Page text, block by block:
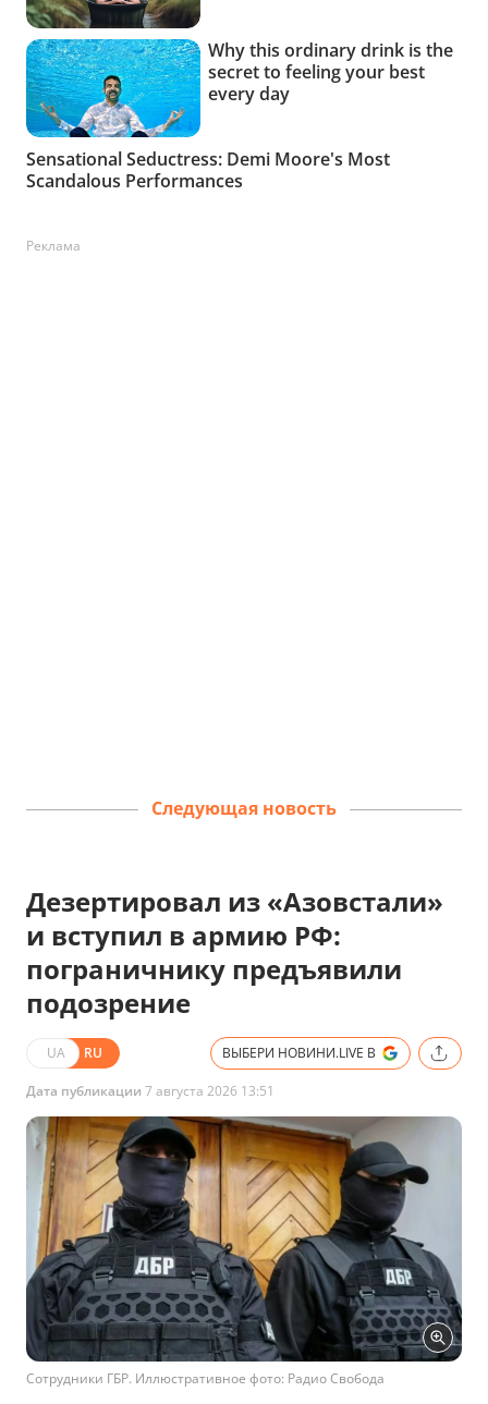
Реклама
Следующая новость
Дезертировал из «Азовстали»
и вступил в армию РФ:
пограничнику предъявили
подозрение
UA RU ВЫБЕРИ НОВИНИ.LIVE В
Дата публикации 7 августа 2026 13:51
Сотрудники ГБР. Иллюстративное фото: Радио Свобода